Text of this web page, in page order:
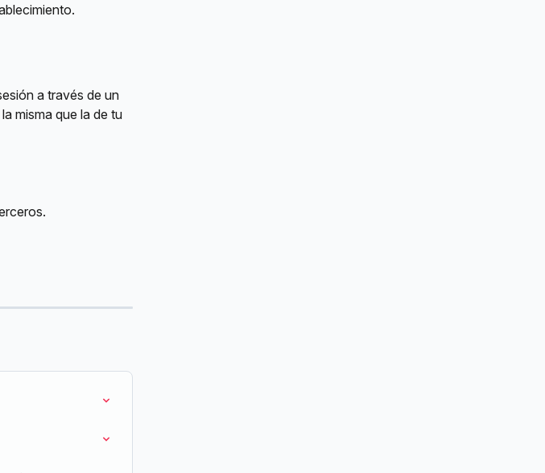
a través de un
misma que la de tu